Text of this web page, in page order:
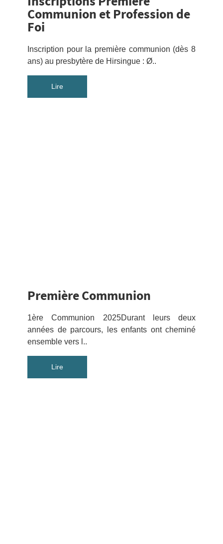
Communion et Profession de
Foi
Inscription pour la première communion (dès 8
ans) au presbytère de Hirsingue : Ø..
Première Communion
1ère Communion 2025Durant leurs deux
années de parcours, les enfants ont cheminé
ensemble vers l..